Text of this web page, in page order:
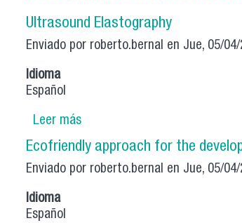
Ultrasound Elastography
Enviado por roberto.bernal en Jue, 05/
Idioma
Español
Leer mássobre Novel mathematical
Elastography
Ecofriendly approach for the
Enviado por roberto.bernal en Jue, 05/
Idioma
Español